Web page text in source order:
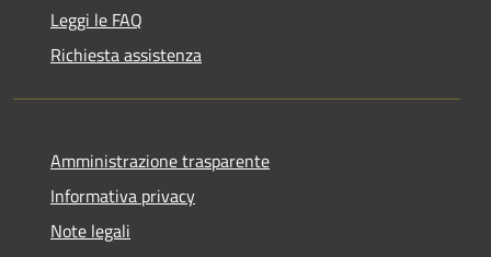
Leggi le FAQ
Richiesta assistenza
Amministrazione trasparente
Informativa privacy
Note legali